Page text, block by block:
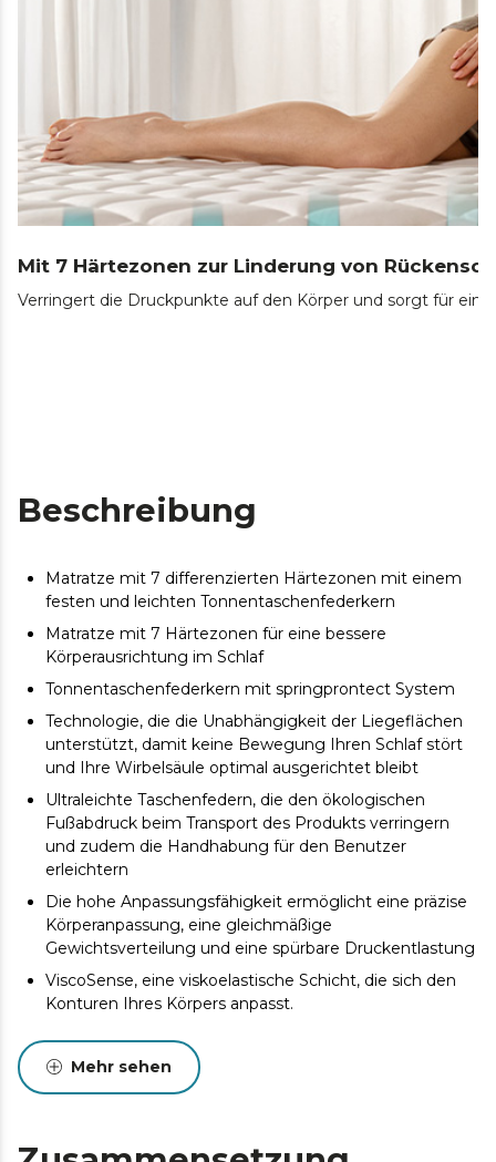
Mit 7 Härtezonen zur Linderung von
Verringert die Druckpunkte auf den Körper und sorgt für
Beschreibung
Matratze mit 7 differenzierten Härtezonen mit einem
festen und leichten Tonnentaschenfederkern
Matratze mit 7 Härtezonen für eine bessere
Körperausrichtung im Schlaf
Tonnentaschenfederkern mit springprontect System
Technologie, die die Unabhängigkeit der Liegeflächen
unterstützt, damit keine Bewegung Ihren Schlaf stört
und Ihre Wirbelsäule optimal ausgerichtet bleibt
Ultraleichte Taschenfedern, die den ökologischen
Fußabdruck beim Transport des Produkts verringern
und zudem die Handhabung für den Benutzer
erleichtern
Die hohe Anpassungsfähigkeit ermöglicht eine präzise
Körperanpassung, eine gleichmäßige
Gewichtsverteilung und eine spürbare Druckentlastung
ViscoSense, eine viskoelastische Schicht, die sich den
Konturen Ihres Körpers anpasst.
Atmungsaktivität, Widerstandsfähigkeit und
Pflegeleichtigkeit bietet.
Mehr sehen